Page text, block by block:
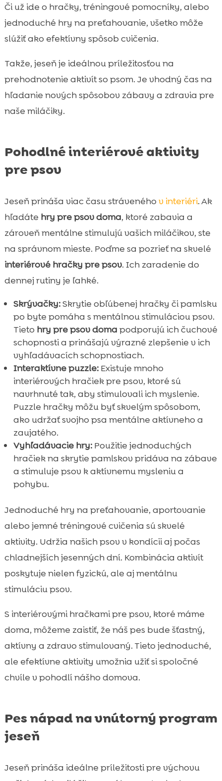
Či už ide o hračky, tréningové pomocníky, alebo
jednoduché hry na preťahovanie, všetko môže
slúžiť ako efektívny spôsob cvičenia.
Takže, jeseň je ideálnou príležitosťou na
prehodnotenie aktivít so psom. Je vhodný čas na
hľadanie nových spôsobov zábavy a zdravia pre
naše miláčiky.
Pohodlné interiérové aktivity
pre psov
Jeseň prináša viac času stráveného v interiéri. Ak
hľadáte hry pre psov doma, ktoré zabavia a
zároveň mentálne stimulujú vašich miláčikov, ste
na správnom mieste. Poďme sa pozrieť na skvelé
interiérové hračky pre psov. Ich zaradenie do
dennej rutiny je ľahké.
Skrývačky:Skrytie obľúbenej hračky či pamlsku
po byte pomáha s mentálnou stimuláciou psov.
Tieto hry pre psov doma podporujú ich čuchové
schopnosti a prinášajú výrazné zlepšenie v ich
vyhľadávacích schopnostiach.
Interaktívne puzzle:Existuje mnoho
interiérových hračiek pre psov, ktoré sú
navrhnuté tak, aby stimulovali ich myslenie.
Puzzle hračky môžu byť skvelým spôsobom,
ako udržať svojho psa mentálne aktívneho a
zaujatého.
Vyhľadávacie hry:Použitie jednoduchých
hračiek na skrytie pamlskov pridáva na zábave
a stimuluje psov k aktívnemu mysleniu a
pohybu.
Jednoduché hry na preťahovanie, aportovanie
alebo jemné tréningové cvičenia sú skvelé
aktivity. Udržia našich psov v kondícii aj počas
chladnejších jesenných dní. Kombinácia aktivít
poskytuje nielen fyzickú, ale aj mentálnu
stimuláciu psov.
S interiérovými hračkami pre psov, ktoré máme
doma, môžeme zaistiť, že náš pes bude šťastný,
aktívny a zdravo stimulovaný. Tieto jednoduché,
ale efektívne aktivity umožnia užiť si spoločné
chvíle v pohodlí nášho domova.
Pes nápad na vnútorný program
jeseň
Jeseň prináša ideálne príležitosti pre výchovu